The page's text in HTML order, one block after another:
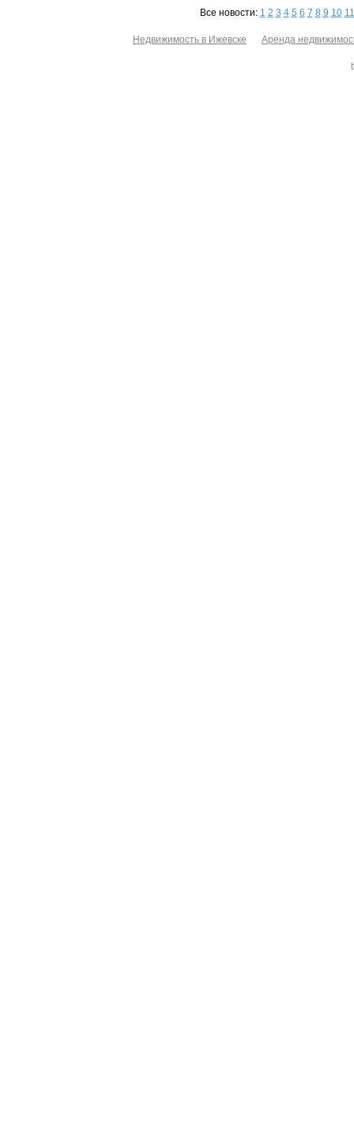
Все новости: 1 2 3 4 5 6 7 8 9 10 11
Недвижимость в Ижевске Аренда